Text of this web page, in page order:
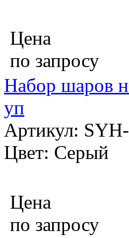
Цена
по запросу
Набор шаров
уп
Артикул:
Цвет: Серый
Цена
по запросу